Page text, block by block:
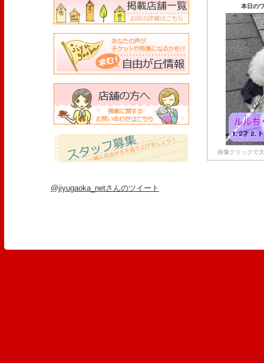
本日の
画像クリックで
@jiyugaoka_netさんのツイート